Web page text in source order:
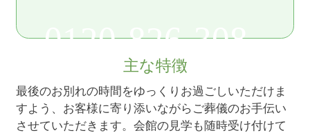
0120-826-308
主な特徴
最後のお別れの時間をゆっくりお過ごしいただけま
すよう、お客様に寄り添いながらご葬儀のお手伝い
させていただきます。会館の見学も随時受け付けて